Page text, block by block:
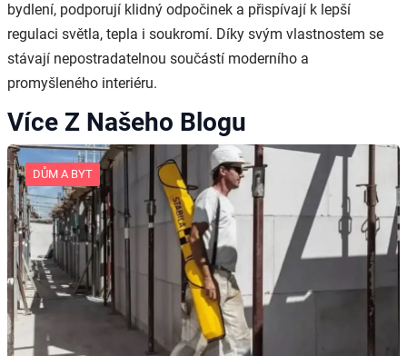
bydlení, podporují klidný odpočinek a přispívají k lepší
regulaci světla, tepla i soukromí. Díky svým vlastnostem se
stávají nepostradatelnou součástí moderního a
promyšleného interiéru.
Více Z Našeho Blogu
DŮM A BYT